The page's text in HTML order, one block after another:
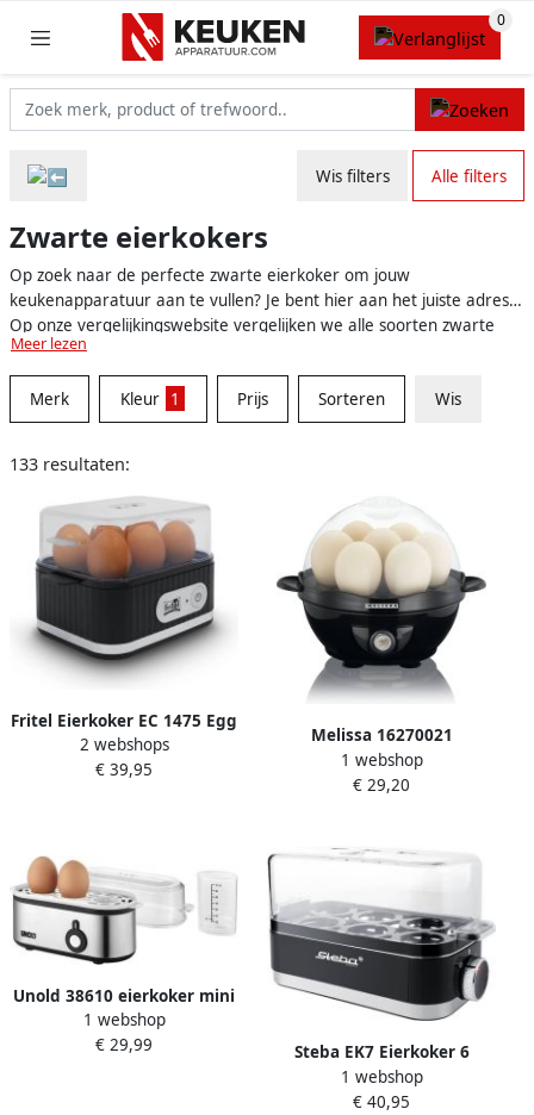
Wis filters Alle filters
Zwarte eierkokers
Op zoek naar de perfecte zwarte eierkoker om jouw
keukenapparatuur aan te vullen? Je bent hier aan het juiste adres!
Op onze vergelijkingswebsite vergelijken we alle soorten zwarte
eierkokers voor je, zodat je de best passende eierkoker gemakkelijk
en snel kunt vinden. Zo zijn vanaf nu perfect gekookte eitjes altijd
binnen handbereik!
Meer lezen
Merk Kleur 1 Prijs Sorteren Wis
133 resultaten:
Fritel Eierkoker EC 1475 Egg
cooker Elektrische ei-
kooktoestel 400W Zwart 1-6
2 webshops
€ 39,95
Melissa 16270021
Elektrische Eierkoker 7
eieren Ideaal voor Pasen
1 webshop
€ 29,20
Unold 38610 eierkoker mini
1 webshop
€ 29,99
Steba EK7 Eierkoker 6
eieren warmhoudfunctie
Inclusief pocheertray BPA
1 webshop
€ 40,95